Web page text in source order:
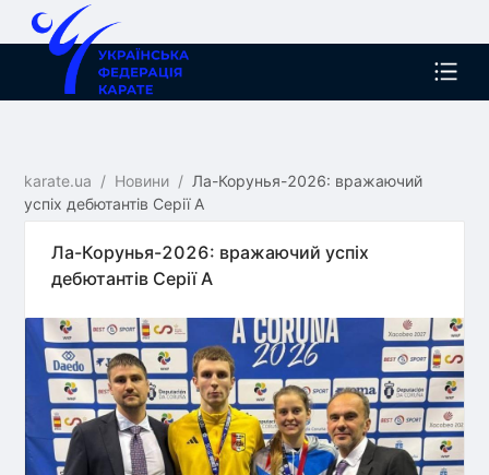
karate.ua / Новини / Ла-Корунья-2026: вражаючий
успіх дебютантів Серії А
Ла-Корунья-2026: вражаючий успіх
дебютантів Серії А